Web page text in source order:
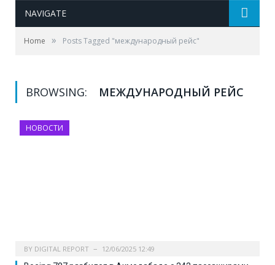
NAVIGATE
Home » Posts Tagged "международный рейс"
BROWSING: МЕЖДУНАРОДНЫЙ РЕЙС
НОВОСТИ
BY DIGITAL REPORT 12/06/2025 12:49